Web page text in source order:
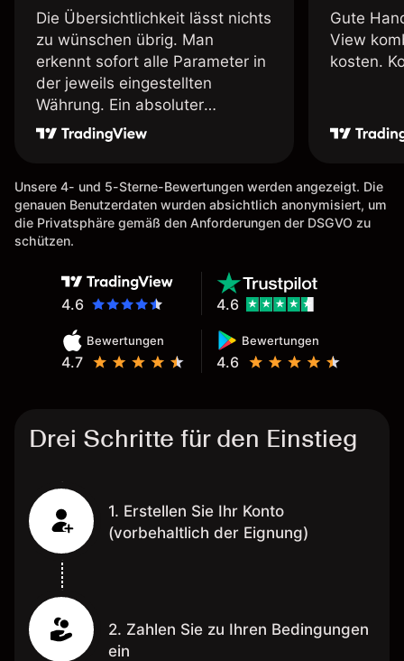
Die Übersichtlichkeit lässt nichts
zu wünschen übrig. Man
erkennt sofort alle Parameter in
der jeweils eingestellten
Währung. Ein absoluter
Pluspunkt an dieser Stelle.
Gute
View
kosten.
Unsere 4- und 5-Sterne-Bewertungen werden angezeigt. Die
genauen Benutzerdaten wurden absichtlich anonymisiert, um
die Privatsphäre gemäß den Anforderungen der DSGVO zu
schützen.
4.6
Bewertungen
4.7
Bewertungen
4.6
4.6
Drei Schritte für den Einstieg
1. Erstellen Sie Ihr Konto
(vorbehaltlich der Eignung)
2. Zahlen Sie zu Ihren Bedingungen
ein